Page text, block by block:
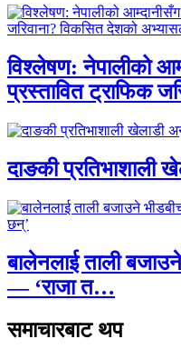
विश्लेषण: नेपालीको
प्रस्तावित ट्राफिक
दाङकी प्रतिभाशाली
बालेनलाई ताली
— ‘राजा त…
समाचारबाट थप